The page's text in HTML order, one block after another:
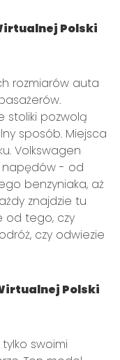
Polski
rozmiarów auta
stoliki pozwolą
sposób. Miejsca
Volkswagen
napędów - od
benzyniaka, aż
znajdzie tu
od tego, czy
czy odwiezie
Polski
tylko swoimi